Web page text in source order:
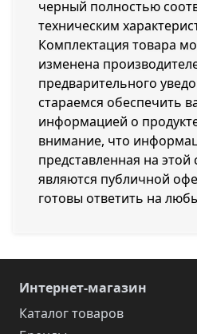
черный полностью
техническим
Комплектация товара
изменена
предварительного
стараемся обеспечить
информацией о
внимание, что
представленная на этой
являются публичной
готовы ответить на
Интернет-магазин
Каталог товаров